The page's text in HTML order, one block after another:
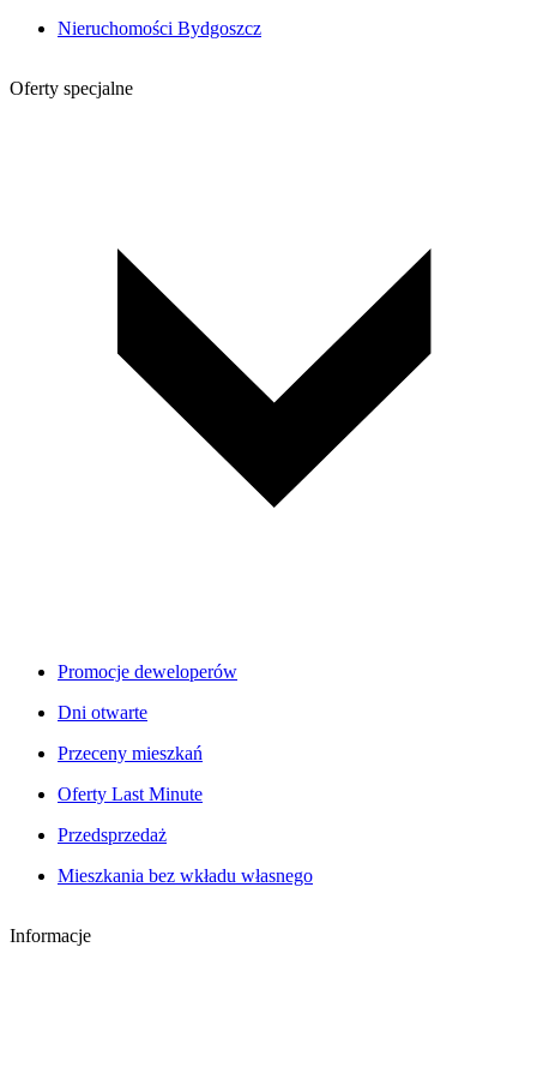
Nieruchomości Bydgoszcz
Oferty specjalne
Promocje deweloperów
Dni otwarte
Przeceny mieszkań
Oferty Last Minute
Przedsprzedaż
Mieszkania bez wkładu własnego
Informacje